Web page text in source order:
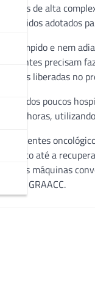
de alta
rígidos adotados
e nem
precisam
liberadas no
é um dos poucos
72 horas,
pacientes
até a
nas máquinas
do GRAACC.